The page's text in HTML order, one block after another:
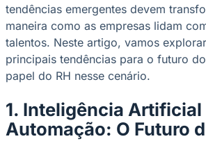
tendências emergentes devem
maneira como as empresas lidam
talentos. Neste artigo, vamos
principais tendências para o futuro
papel do RH nesse cenário.
1. Inteligência Artificial
Automação: O Futuro